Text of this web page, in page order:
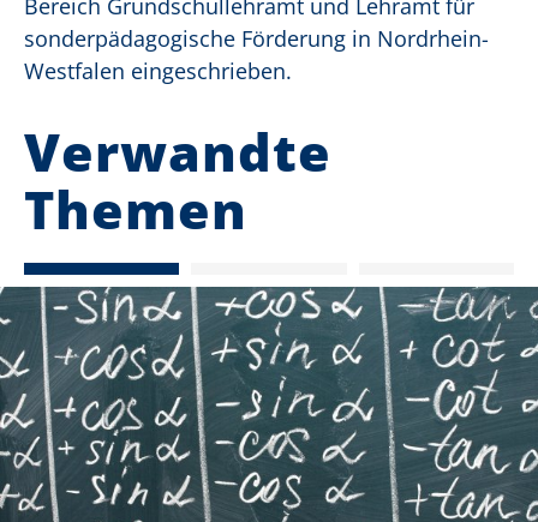
Bereich Grundschullehramt und Lehramt für
sonderpädagogische Förderung in Nordrhein-
Westfalen eingeschrieben.
Verwandte
Themen